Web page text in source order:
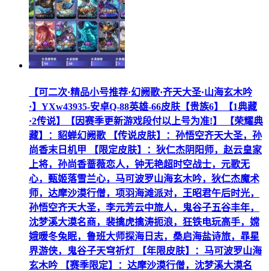
【可二次·精品小号推荐·幻阙歌·齐天大圣·山海玄木吟
·】YXw43935-安卓Q-88英雄-66皮肤【贵族6】【1典藏
·2传说】【因赛季更新游戏段付以上号为准!】 【荣耀典
藏】：貂蝉幻阙歌 【传说皮肤】：孙悟空齐天大圣，孙
尚香末日机甲 【限定皮肤】：狄仁杰阴阳师，赵云皇家
上将，孙尚香蔷薇恋人，钟无艳超时空战士，元歌无
心，甄姬落雪兰心，马可波罗山海玄木吟，狄仁杰魔术
师，达摩沙漠行僧，项羽海滩派对，王昭君午后时光，
孙悟空齐天大圣，李元芳云中旅人，鬼谷子五谷丰年，
沈梦溪大漠名商，裴擒虎擒涛扼浪，狂铁电玩高手，嫦
娥暖冬兔眠，鲁班大师探海日志，桑启海盐诗旅，暃星
界游侠，鬼谷子天穹祈灯 【年限皮肤】：马可波罗山海
玄木吟 【赛季限定】：达摩沙漠行僧，沈梦溪大漠名